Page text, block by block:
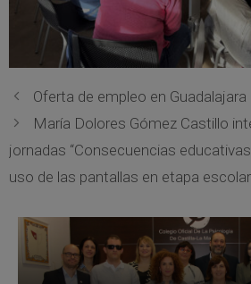
Oferta de empleo en Guadalajara
María Dolores Gómez Castillo
jornadas “Consecuencias
uso de las pantallas en etapa